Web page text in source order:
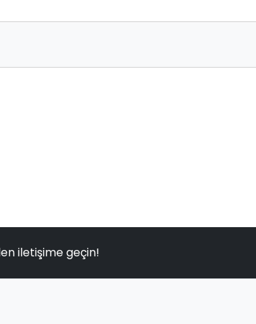
iletişime geçin!